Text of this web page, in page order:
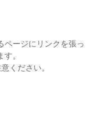
ページにリンクを張っ
。
ください。